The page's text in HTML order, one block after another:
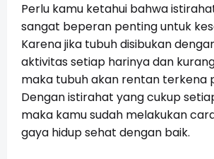
Perlu kamu ketahui bahwa
sangat beperan penting untuk
Karena jika tubuh disibukan
aktivitas setiap harinya dan
maka tubuh akan rentan terkena
Dengan istirahat yang cukup
maka kamu sudah melakukan
gaya hidup sehat dengan baik.